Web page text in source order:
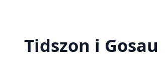
Tidszon i Gosau